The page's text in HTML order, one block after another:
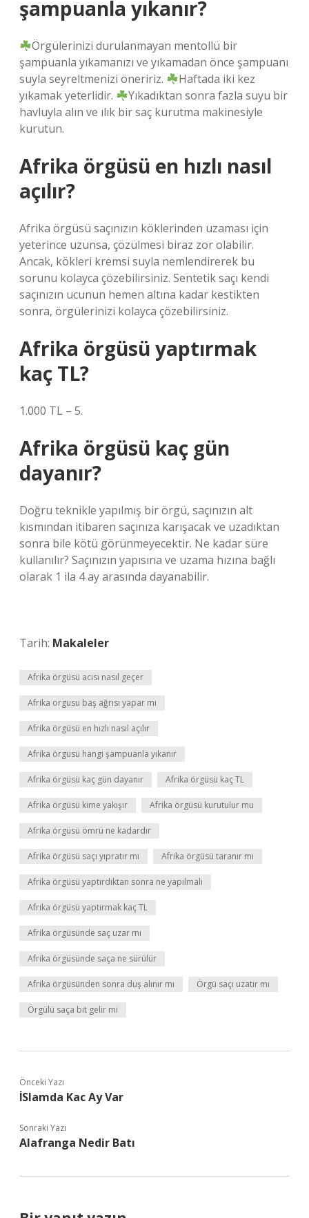
şampuanla yıkanır?
Örgülerinizi durulanmayan mentollü bir
şampuanla yıkamanızı ve yıkamadan önce şampuanı
suyla seyreltmenizi öneririz.
Haftada iki kez
yıkamak yeterlidir.
Yıkadıktan sonra fazla suyu bir
havluyla alın ve ılık bir saç kurutma makinesiyle
kurutun.
Afrika örgüsü en hızlı nasıl
açılır?
Afrika örgüsü saçınızın köklerinden uzaması için
yeterince uzunsa, çözülmesi biraz zor olabilir.
Ancak, kökleri kremsi suyla nemlendirerek bu
sorunu kolayca çözebilirsiniz. Sentetik saçı kendi
saçınızın ucunun hemen altına kadar kestikten
sonra, örgülerinizi kolayca çözebilirsiniz.
Afrika örgüsü yaptırmak
kaç TL?
1.000 TL – 5.
Afrika örgüsü kaç gün
dayanır?
Doğru teknikle yapılmış bir örgü, saçınızın alt
kısmından itibaren saçınıza karışacak ve uzadıktan
sonra bile kötü görünmeyecektir. Ne kadar süre
kullanılır? Saçınızın yapısına ve uzama hızına bağlı
olarak 1 ila 4 ay arasında dayanabilir.
Tarih: Makaleler
Afrika örgüsü acısı nasıl geçer
Afrika orgusu baş ağrısı yapar mı
Afrika örgüsü en hızlı nasıl açılır
Afrika örgüsü hangi şampuanla yıkanır
Afrika örgüsü kaç gün dayanır Afrika örgüsü kaç TL
Afrika örgüsü kime yakışır Afrika örgüsü kurutulur mu
Afrika örgüsü ömrü ne kadardır
Afrika örgüsü saçı yıpratır mı Afrika örgüsü taranır mı
Afrika örgüsü yaptırdıktan sonra ne yapılmalı
Afrika örgüsü yaptırmak kaç TL
Afrika örgüsünde saç uzar mı
Afrika örgüsünde saça ne sürülür
Afrika örgüsünden sonra duş alınır mı Örgü saçı uzatır mı
Örgülü saça bit gelir mi
Önceki Yazı
İSlamda Kac Ay Var
Sonraki Yazı
Alafranga Nedir Batı